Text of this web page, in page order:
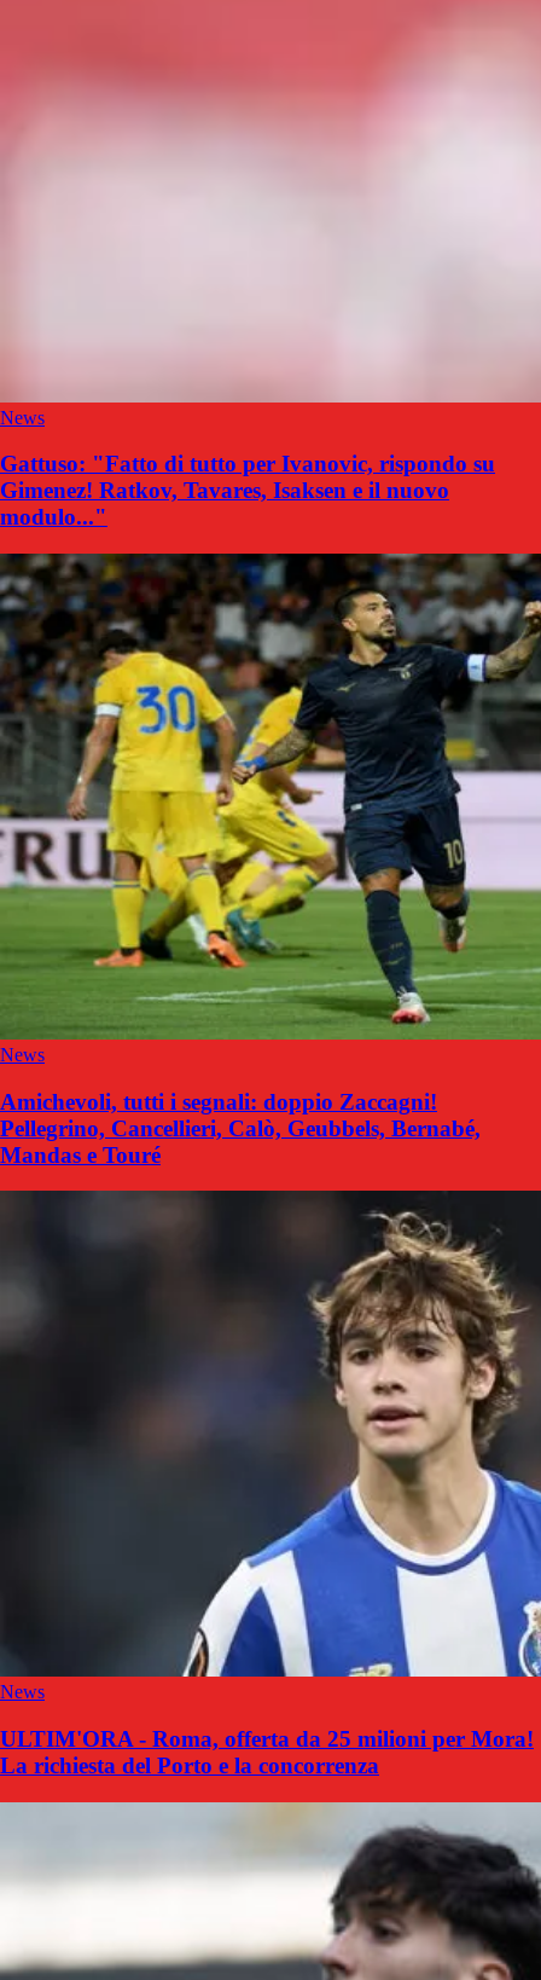
News
Gattuso: "Fatto di tutto per Ivanovic, rispondo su
Gimenez! Ratkov, Tavares, Isaksen e il nuovo
modulo..."
News
Amichevoli, tutti i segnali: doppio Zaccagni!
Pellegrino, Cancellieri, Calò, Geubbels, Bernabé,
Mandas e Touré
News
ULTIM'ORA - Roma, offerta da 25 milioni per Mora!
La richiesta del Porto e la concorrenza